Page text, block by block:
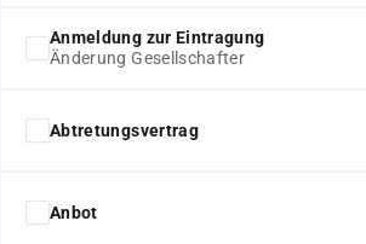
Anmeldung zur Eintragung
Änderung Gesellschafter
Abtretungsvertrag
Anbot